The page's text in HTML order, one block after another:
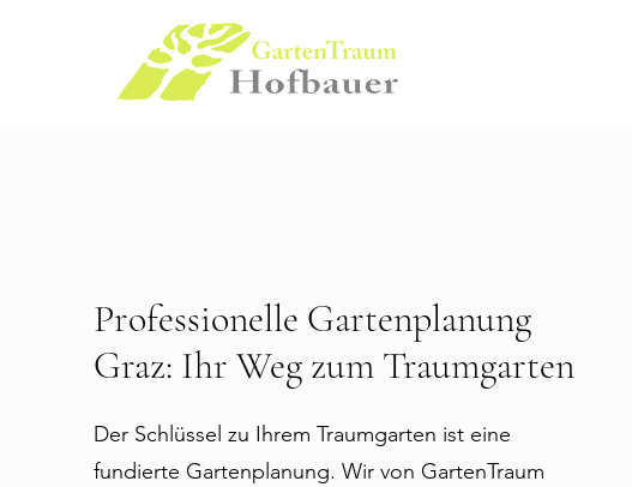
Professionelle Gartenplanung
Graz: Ihr Weg zum Traumgarten
Der Schlüssel zu Ihrem Traumgarten ist eine
fundierte Gartenplanung. Wir von GartenTraum